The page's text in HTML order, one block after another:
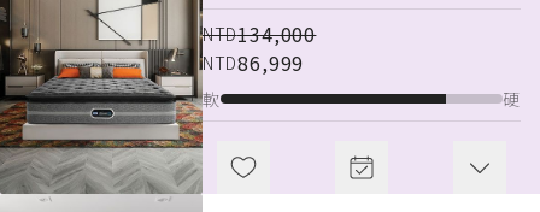
NTD134,000
NTD86,999
軟 硬
NTD134,000
NTD86,999
軟 硬